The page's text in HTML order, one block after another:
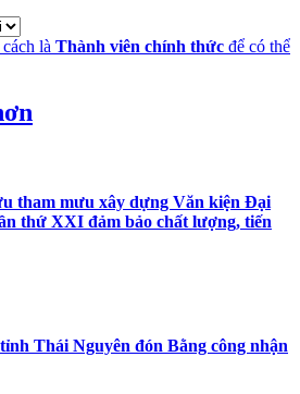
là Thành viên chính thức để có thể
tham mưu xây dựng Văn kiện Đại
thứ XXI đảm bảo chất lượng, tiến
Thái Nguyên đón Bằng công nhận